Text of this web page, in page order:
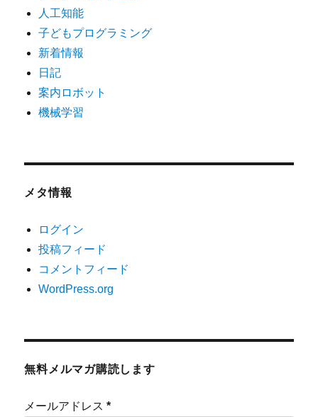
人工知能
子どもプログラミング
新着情報
日記
案内ロボット
機械学習
メタ情報
ログイン
投稿フィード
コメントフィード
WordPress.org
無料メルマガ購読します
メールアドレス*